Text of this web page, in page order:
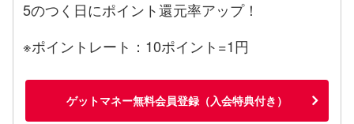
5のつく日にポイント還元率アップ！
※ポイントレート：10ポイント=1円
ゲットマネー無料会員登録（入会特典付き）